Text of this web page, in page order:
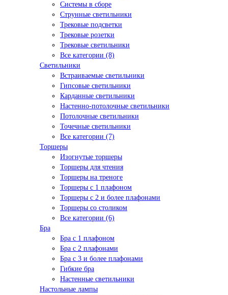
Системы в сборе
Струнные светильники
Трековые подсветки
Трековые розетки
Трековые светильники
Все категории (8)
Светильники
Встраиваемые светильники
Гипсовые светильники
Карданные светильники
Настенно-потолочные светильники
Потолочные светильники
Точечные светильники
Все категории (7)
Торшеры
Изогнутые торшеры
Торшеры для чтения
Торшеры на треноге
Торшеры с 1 плафоном
Торшеры с 2 и более плафонами
Торшеры со столиком
Все категории (6)
Бра
Бра с 1 плафоном
Бра с 2 плафонами
Бра с 3 и более плафонами
Гибкие бра
Настенные светильники
Настольные лампы